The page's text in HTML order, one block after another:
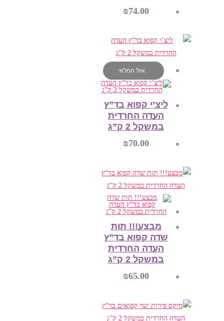
₪74.00
מידע נוסף
אזל המלאי
ליצ’י קפוא בד”ץ
העדה החרדית
במשקל 2 ק”ג
₪70.00
מידע נוסף
מבצע!!! תות
שדה קפוא בד”ץ
העדה החרדית
במשקל 2 ק”ג
₪65.00